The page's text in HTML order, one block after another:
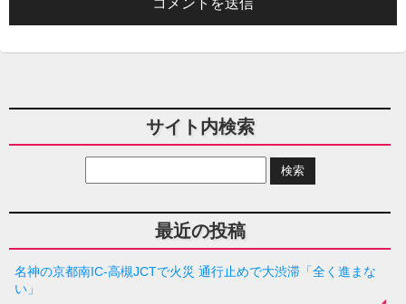
サイト内検索
最近の投稿
名神の京都南IC-高槻JCTで火災 通行止めで大渋滞「全く進まな
い」